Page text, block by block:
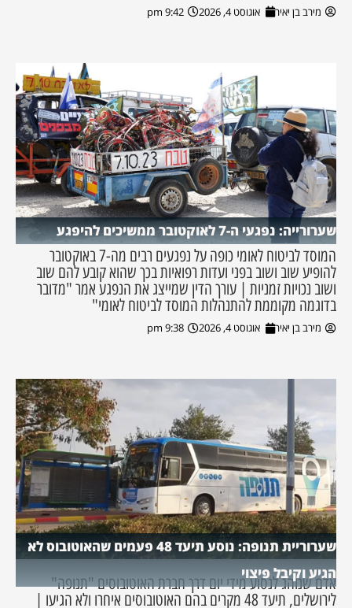
מירב בן יאיר אוגוסט 4, 2026 9:42 pm
שערורייה: נפגעי ה-7 לאוקטובר ממשיכים להיפגע
המוסד לביטוח לאומי כופה על נפגעים רבים מה-7 באוקטובר
להופיע שוב ושוב בפני ועדות רפואיות בכך שהוא קובע להם שוב
ושוב נכויות זמניות | עורך הדין שמייצג את הנפגע אמר "מדובר
בדוגמה מקוממת להתנהלות המוסד לביטוח לאומי"
מירב בן יאיר אוגוסט 4, 2026 9:38 pm
שערוריית תנופה: נוסע תיעד 48 פעמים שהאוטובוס לא
הגיע וקיבל פיצוי
אדם שנוהג לנסוע מידי יום דרך חברת האוטובוסים "תנופה"
לירושלים, תיעד 48 מקרים בהם האוטובוסים איחרו ולא הגיעו |